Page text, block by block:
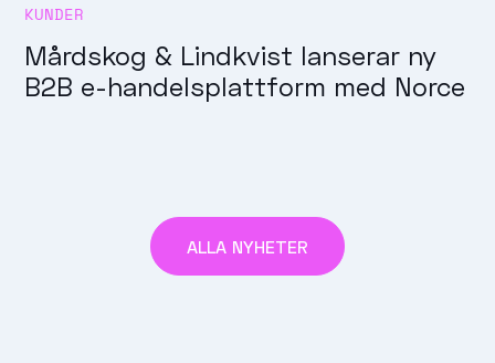
KUNDER
Mårdskog & Lindkvist lanserar ny
B2B e-handelsplattform med Norce
ALLA NYHETER